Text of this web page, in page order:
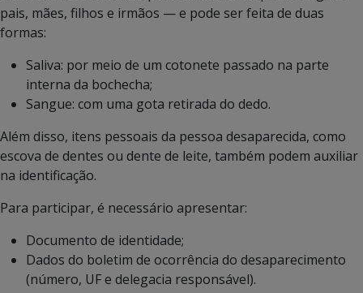
pais, mães, filhos e irmãos — e pode ser feita de duas
formas:
Saliva: por meio de um cotonete passado na parte
interna da bochecha;
Sangue: com uma gota retirada do dedo.
Além disso, itens pessoais da pessoa desaparecida, como
escova de dentes ou dente de leite, também podem auxiliar
na identificação.
Para participar, é necessário apresentar:
Documento de identidade;
Dados do boletim de ocorrência do desaparecimento
(número, UF e delegacia responsável).